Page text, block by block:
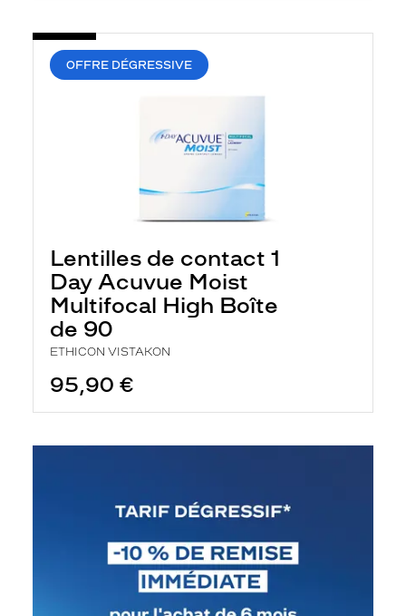
OFFRE DÉGRESSIVE
Lentilles de contact 1
Day Acuvue Moist
Multifocal High Boîte
de 90
ETHICON VISTAKON
95,90 €